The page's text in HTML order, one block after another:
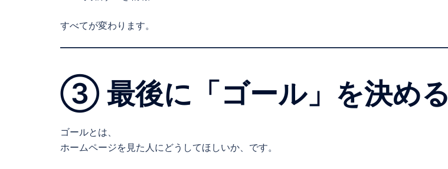
すべてが変わります。
③ 最後に「ゴール」を決める
ゴールとは、
ホームページを見た人にどうしてほしいか、です。